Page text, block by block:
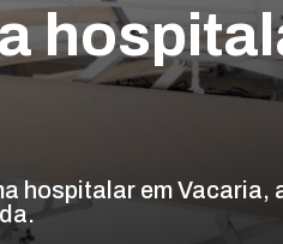
hospitalar em Vacaria,